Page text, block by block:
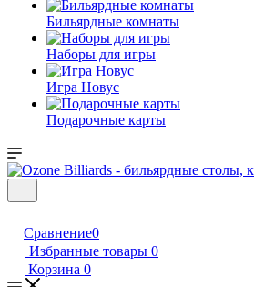
Бильярдные комнаты
Наборы для игры
Игра Новус
Подарочные карты
Сравнение0
Избранные товары 0
Корзина 0